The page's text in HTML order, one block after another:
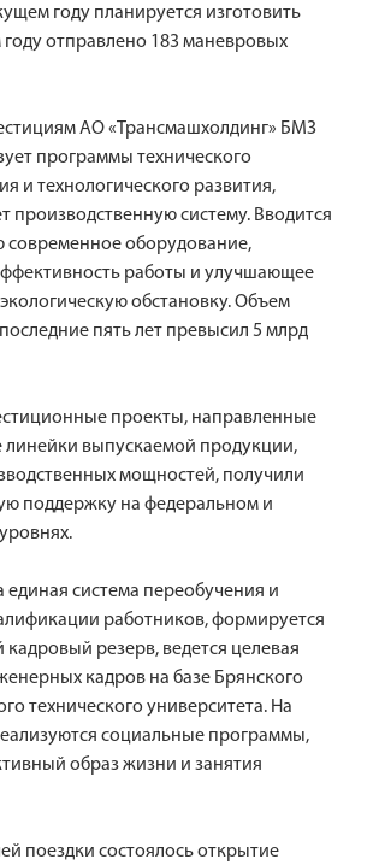
году планируется изготовить
отправлено 183 маневровых
АО «Трансмашхолдинг» БМЗ
программы технического
и технологического развития,
производственную систему. Вводится
современное оборудование,
работы и улучшающее
обстановку. Объем
пять лет превысил 5 млрд
проекты, направленные
линейки выпускаемой продукции,
мощностей, получили
поддержку на федеральном и
единая система переобучения и
работников, формируется
кадровый резерв, ведется целевая
кадров на базе Брянского
технического университета. На
социальные программы,
образ жизни и занятия
поездки состоялось открытие